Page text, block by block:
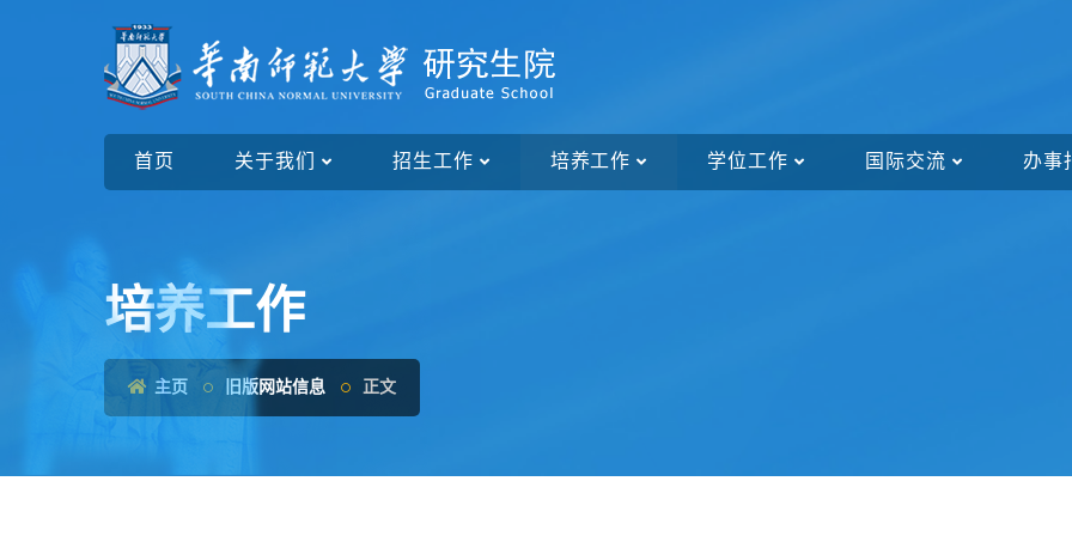
首页 关于我们 招生工作 培养工作 学位工作 国际交流 办事
培养工作
主页 旧版网站信息 正文